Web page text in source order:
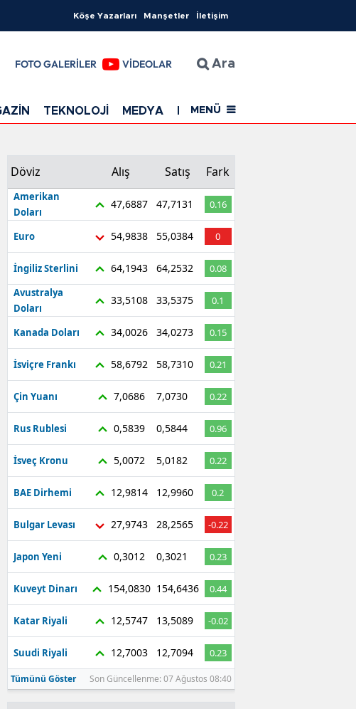
Köşe Yazarları Manşetler İletişim
FOTO GALERİLER VİDEOLAR Ara
TEKNOLOJİ MEDYA EĞİTİM SAĞLIK
MENÜ
Döviz Alış Satış Fark
Amerikan
Doları
47,6887 47,7131 0.16
Euro 54,9838 55,0384 0
İngiliz Sterlini 64,1943 64,2532
0.08
Avustralya
Doları
33,5108 33,5375 0.1
Kanada Doları 34,0026 34,0273 0.15
İsviçre Frankı 58,6792 58,7310 0.21
Çin Yuanı 7,0686 7,0730 0.22
Rus Rublesi 0,5839 0,5844 0.96
İsveç Kronu 5,0072 5,0182 0.22
BAE Dirhemi 12,9814 12,9960 0.2
Bulgar Levası 27,9743 28,2565 -0.22
Japon Yeni 0,3012 0,3021 0.23
Kuveyt Dinarı 154,0830 154,6436 0.44
Katar Riyali 12,5747 13,5089 -0.02
Suudi Riyali 12,7003 12,7094 0.23
Tümünü Göster Son Güncellenme: 07 Ağustos 08:40